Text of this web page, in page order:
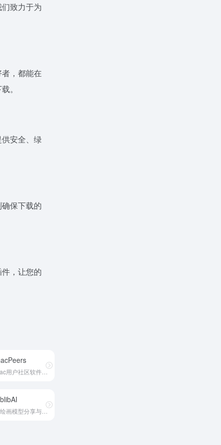
致力于为
，都能在
。
安全、绿
保下载的
，让您的
Mac用户社区软件资源综合平台
AI绘画模型分享与创作社区